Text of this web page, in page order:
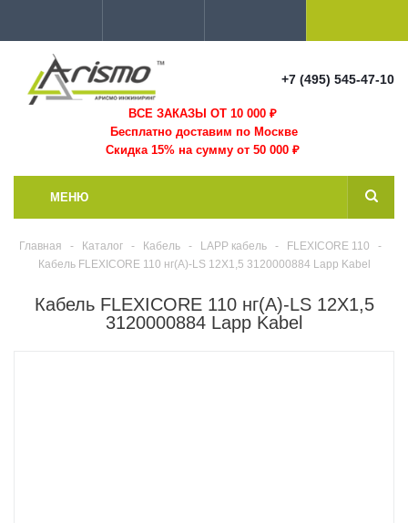
+7 (495) 545-47-10
ВСЕ ЗАКАЗЫ ОТ 10 000₽
Бесплатно доставим по Москве
Скидка 15% на сумму от 50 000 ₽
МЕНЮ
Главная - Каталог - Кабель - LAPP кабель - FLEXICORE 110
-
Кабель FLEXICORE 110 нг(А)-LS 12X1,5 3120000884 Lapp Kabel
Кабель FLEXICORE 110 нг(А)-LS 12X1,5
3120000884 Lapp Kabel